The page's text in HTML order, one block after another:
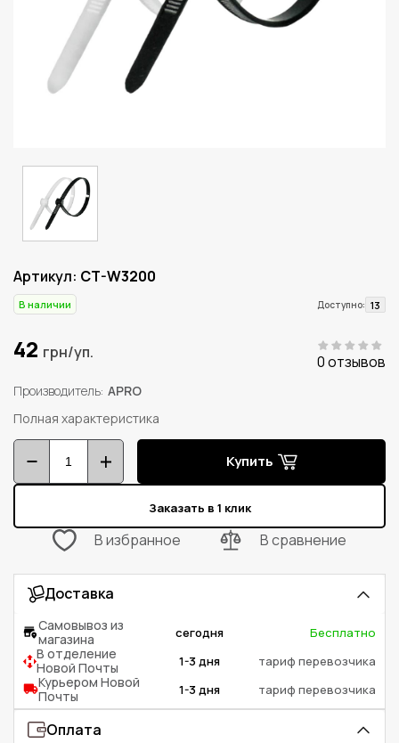
В наличии Доступно: 13
Артикул: CT-W3200
42 грн/уп. 0 отзывов
Производитель APRO
Полная характеристика
Купить
Заказать в 1 клик
В избранное В сравнение
Доставка
Самовывоз из
магазина
сегодня Бесплатно
В отделение
Новой Почты
1-3 дня тариф перевозчика
Курьером Новой
Почты
1-3 дня тариф перевозчика
Оплата